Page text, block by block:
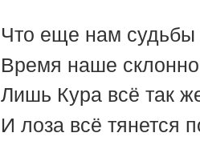
Что еще нам судьбы
Время наше
Лишь Кура всё так
И лоза всё тянется